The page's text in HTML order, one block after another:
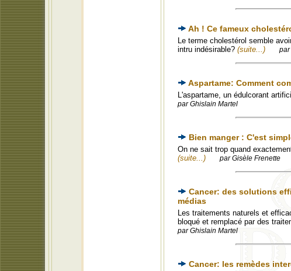
Ah ! Ce fameux
Le terme cholestérol semble
intru indésirable? (suite...) par
Aspartame: Comment
L'aspartame, un édulcorant
par Ghislain Martel
Bien manger : C'est
On ne sait trop quand
(suite...)
par Gisèle Frenette
Cancer: des solutions
médias
Les traitements naturels et
bloqué et remplacé par des
par Ghislain Martel
Cancer: les remèdes